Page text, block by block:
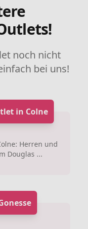
noch nicht
bei uns!
in Colne
Herren und
Douglas ...